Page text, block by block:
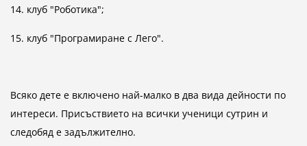
14. клуб "Роботика";
15. клуб "Програмиране с Лего".
Всяко дете е включено най-малко в два вида дейности по
интереси. Присъствието на всички ученици сутрин и
следобяд е задължително.